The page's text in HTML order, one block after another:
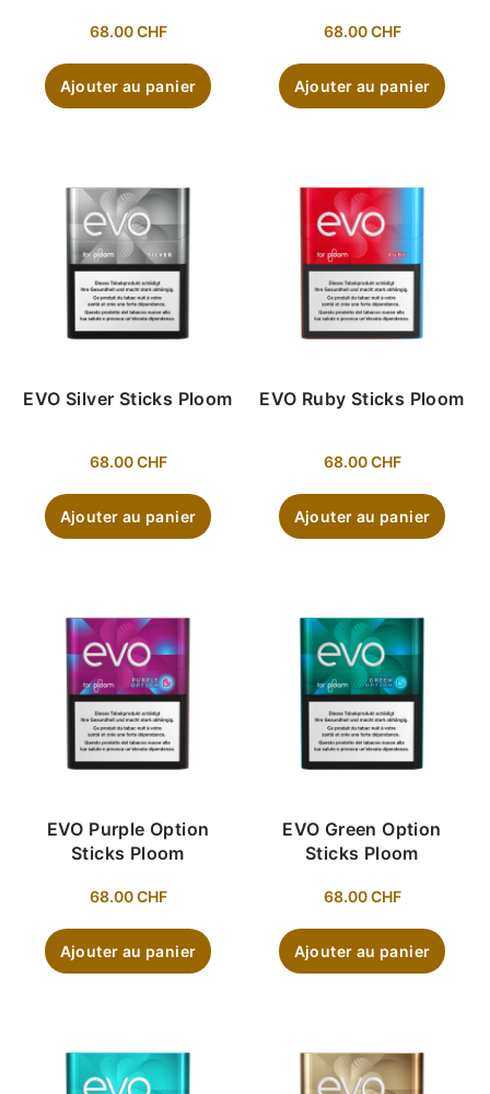
68.00CHF
Ajouter au panier
68.00CHF
Ajouter au panier
EVO Silver Sticks Ploom
68.00CHF
Ajouter au panier
EVO Ruby Sticks Ploom
68.00CHF
Ajouter au panier
EVO Purple Option
Sticks Ploom
68.00CHF
Ajouter au panier
EVO Green Option
Sticks Ploom
68.00CHF
Ajouter au panier